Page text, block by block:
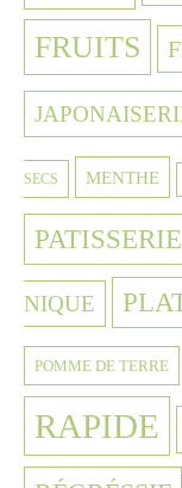
FRUITS
SECS MENTHE
PATISSERIE
NIQUE
POMME DE TERRE
RAPIDE